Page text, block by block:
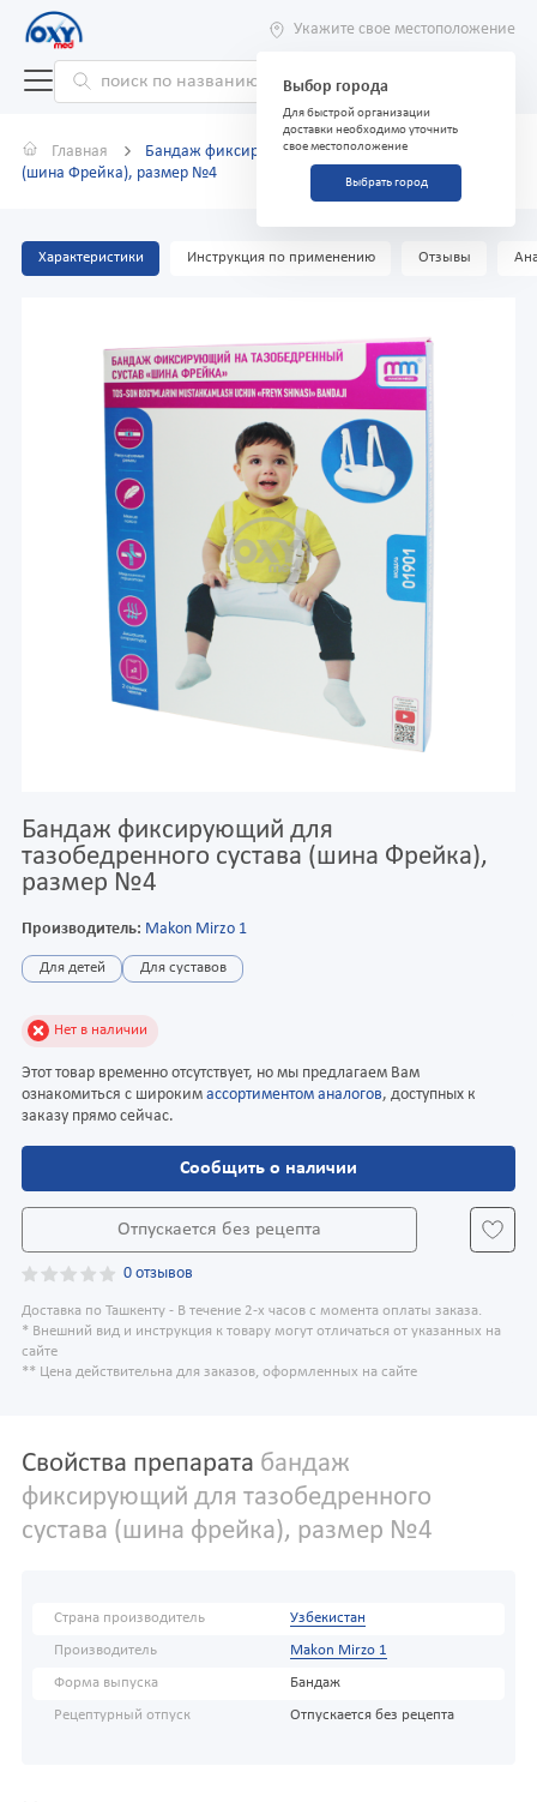
Укажите свое местоположение
Выбор города
Для быстрой организации
доставки необходимо уточнить
свое местоположение
Выбрать город
Главная
Бандаж фиксирующий для тазобедренного сустава
(шина Фрейка), размер №4
Характеристики Инструкция по применению Отзывы
Бандаж фиксирующий для
тазобедренного сустава (шина Фрейка),
размер №4
Производитель: Makon Mirzo 1
Для детей Для суставов
Нет в наличии
Этот товар временно отсутствует, но мы предлагаем Вам
ознакомиться с широким ассортиментом аналогов, доступных к
заказу прямо сейчас.
Сообщить о наличии
Отпускается без рецепта
0 отзывов
Доставка по Ташкенту - В течение 2-х часов с момента оплаты заказа.
* Внешний вид и инструкция к товару могут отличаться от указанных на
сайте
** Цена действительна для заказов, оформленных на сайте
Свойства препарата бандаж
фиксирующий для тазобедренного
сустава (шина фрейка), размер №4
Страна производитель Узбекистан
Производитель Makon Mirzo 1
Форма выпуска Бандаж
Рецептурный отпуск Отпускается без рецепта